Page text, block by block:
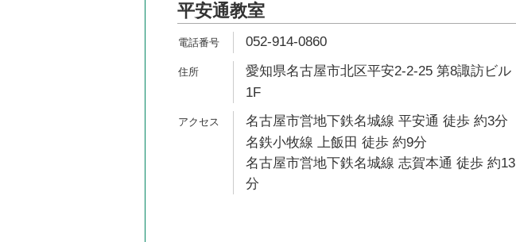
平安通教室
052-914-0860
愛知県名古屋市北区平安2-2-25 第8諏訪ビル
1F
名古屋市営地下鉄名城線 平安通 徒歩 約3分
名鉄小牧線 上飯田 徒歩 約9分
名古屋市営地下鉄名城線 志賀本通 徒歩 約13
分